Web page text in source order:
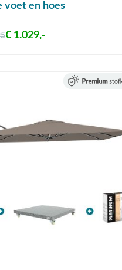
voet en hoes
€ 1.029,-